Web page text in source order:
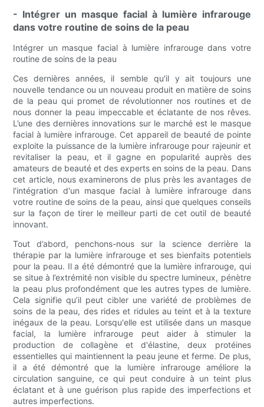
- Intégrer un masque facial à lumière infrarouge
dans votre routine de soins de la peau
Intégrer un masque facial à lumière infrarouge dans votre
routine de soins de la peau
Ces dernières années, il semble qu'il y ait toujours une
nouvelle tendance ou un nouveau produit en matière de soins
de la peau qui promet de révolutionner nos routines et de
nous donner la peau impeccable et éclatante de nos rêves.
L’une des dernières innovations sur le marché est le masque
facial à lumière infrarouge. Cet appareil de beauté de pointe
exploite la puissance de la lumière infrarouge pour rajeunir et
revitaliser la peau, et il gagne en popularité auprès des
amateurs de beauté et des experts en soins de la peau. Dans
cet article, nous examinerons de plus près les avantages de
l'intégration d'un masque facial à lumière infrarouge dans
votre routine de soins de la peau, ainsi que quelques conseils
sur la façon de tirer le meilleur parti de cet outil de beauté
innovant.
Tout d’abord, penchons-nous sur la science derrière la
thérapie par la lumière infrarouge et ses bienfaits potentiels
pour la peau. Il a été démontré que la lumière infrarouge, qui
se situe à l’extrémité non visible du spectre lumineux, pénètre
la peau plus profondément que les autres types de lumière.
Cela signifie qu’il peut cibler une variété de problèmes de
soins de la peau, des rides et ridules au teint et à la texture
inégaux de la peau. Lorsqu'elle est utilisée dans un masque
facial, la lumière infrarouge peut aider à stimuler la
production de collagène et d'élastine, deux protéines
essentielles qui maintiennent la peau jeune et ferme. De plus,
il a été démontré que la lumière infrarouge améliore la
circulation sanguine, ce qui peut conduire à un teint plus
éclatant et à une guérison plus rapide des imperfections et
autres imperfections.